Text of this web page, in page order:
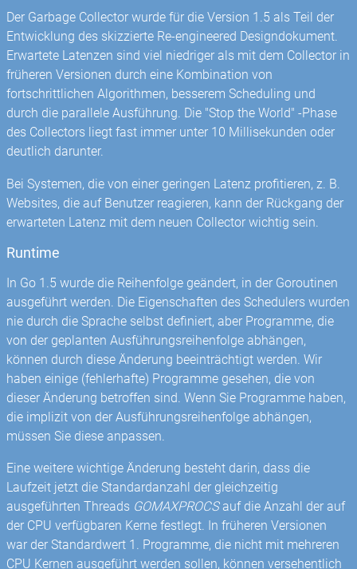
Der Garbage Collector wurde für die Version 1.5 als Teil der
Entwicklung des skizzierte Re-engineered Designdokument.
Erwartete Latenzen sind viel niedriger als mit dem Collector in
früheren Versionen durch eine Kombination von
fortschrittlichen Algorithmen, besserem Scheduling und
durch die parallele Ausführung. Die "Stop the World" -Phase
des Collectors liegt fast immer unter 10 Millisekunden oder
deutlich darunter.
Bei Systemen, die von einer geringen Latenz profitieren, z. B.
Websites, die auf Benutzer reagieren, kann der Rückgang der
erwarteten Latenz mit dem neuen Collector wichtig sein.
Runtime
In Go 1.5 wurde die Reihenfolge geändert, in der Goroutinen
ausgeführt werden. Die Eigenschaften des Schedulers wurden
nie durch die Sprache selbst definiert, aber Programme, die
von der geplanten Ausführungsreihenfolge abhängen,
können durch diese Änderung beeinträchtigt werden. Wir
haben einige (fehlerhafte) Programme gesehen, die von
dieser Änderung betroffen sind. Wenn Sie Programme haben,
die implizit von der Ausführungsreihenfolge abhängen,
müssen Sie diese anpassen.
Eine weitere wichtige Änderung besteht darin, dass die
Laufzeit jetzt die Standardanzahl der gleichzeitig
ausgeführten Threads GOMAXPROCSauf die Anzahl der auf
der CPU verfügbaren Kerne festlegt. In früheren Versionen
war der Standardwert 1. Programme, die nicht mit mehreren
CPU Kernen ausgeführt werden sollen, können versehentlich